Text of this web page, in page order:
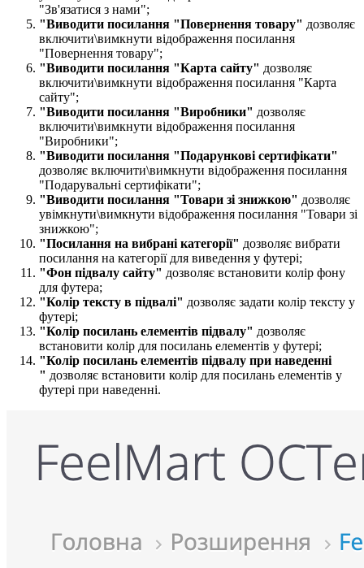
"Зв'язатися з нами";
"Виводити посилання "Повернення товару​" дозволяє
включити\вимкнути відображення посилання
"Повернення товару";
"Виводити посилання "Карта сайту​" дозволяє
включити\вимкнути відображення посилання "Карта
сайту";
"Виводити посилання "Виробники​" дозволяє
включити\вимкнути відображення посилання
"Виробники";
"Виводити посилання "Подарункові сертифікати​"
дозволяє включити\вимкнути відображення посилання
"Подарувальні сертифікати";
"Виводити посилання "Товари зі знижкою​" дозволяє
увімкнути\вимкнути відображення посилання "Товари зі
знижкою";
"Посилання на вибрані категорії​" дозволяє вибрати
посилання на категорії для виведення у футері;
"Фон підвалу сайту​" дозволяє встановити колір фону
для футера;
"Колір тексту в підвалі​​" дозволяє задати колір тексту у
футері;
"Колір посилань елементів підвалу​​" дозволяє
встановити колір для посилань елементів у футері;
"Колір посилань елементів підвалу при наведенні​​
" дозволяє встановити колір для посилань елементів у
футері при наведенні.